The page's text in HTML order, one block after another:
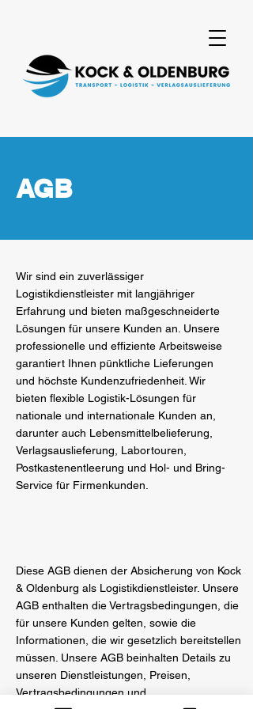
AGB
Wir sind ein zuverlässiger
Logistikdienstleister mit langjähriger
Erfahrung und bieten maßgeschneiderte
Lösungen für unsere Kunden an. Unsere
professionelle und effiziente Arbeitsweise
garantiert Ihnen pünktliche Lieferungen
und höchste Kundenzufriedenheit. Wir
bieten flexible Logistik-Lösungen für
nationale und internationale Kunden an,
darunter auch Lebensmittelbelieferung,
Verlagsauslieferung, Labortouren,
Postkastenentleerung und Hol- und Bring-
Service für Firmenkunden.
Diese AGB dienen der Absicherung von Kock
& Oldenburg als Logistikdienstleister. Unsere
AGB enthalten die Vertragsbedingungen, die
für unsere Kunden gelten, sowie die
Informationen, die wir gesetzlich bereitstellen
müssen. Unsere AGB beinhalten Details zu
unseren Dienstleistungen, Preisen,
Vertragsbedingungen und